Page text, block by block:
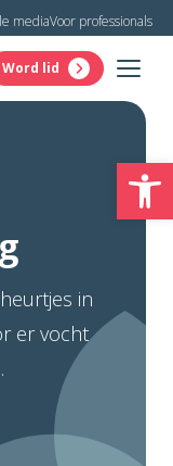
mediaVoor professionals
Word lid
in
er vocht